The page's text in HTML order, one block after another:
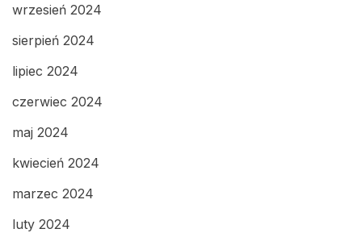
wrzesień 2024
sierpień 2024
lipiec 2024
czerwiec 2024
maj 2024
kwiecień 2024
marzec 2024
luty 2024